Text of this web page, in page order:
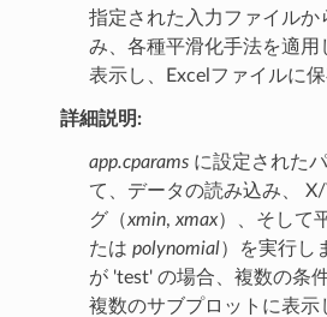
指定された入力ファイルか
み、各種平滑化手法を適用
表示し、Excelファイルに保
詳細説明:
app.cparamsに設定された
て、データの読み込み、
グ（xmin, xmax）、そして
たは polynomial）を実行し
が 'test' の場合、複数の条
複数のサブプロットに表示